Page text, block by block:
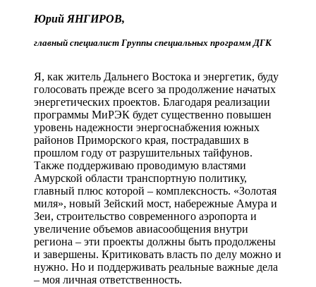
Юрий ЯНГИРОВ,
главный специалист Группы ­специальных программ ДГК
Я, как житель Дальнего Востока и энергетик, буду
голосовать прежде всего за продолжение начатых
энергетических проек­тов. Благодаря реализации
программы МиРЭК будет существенно повышен
уровень надежности энергоснабжения южных
районов Приморского края, пострадавших в
прошлом году от разрушительных тайфунов.
Также поддерживаю проводимую властями
Амурской области транспортную политику,
главный плюс которой – комплексность. «Золотая
миля», новый Зейский мост, набережные Амура и
Зеи, строительство современного аэропорта и
увеличение объемов авиасообщения внутри
региона – эти проекты должны быть продолжены
и завершены. Критиковать власть по делу можно и
нужно. Но и поддерживать реальные важные дела
– моя личная ответственность.